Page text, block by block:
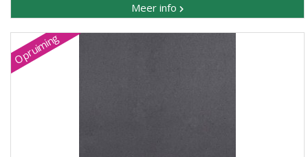
Meer info
Opruiming